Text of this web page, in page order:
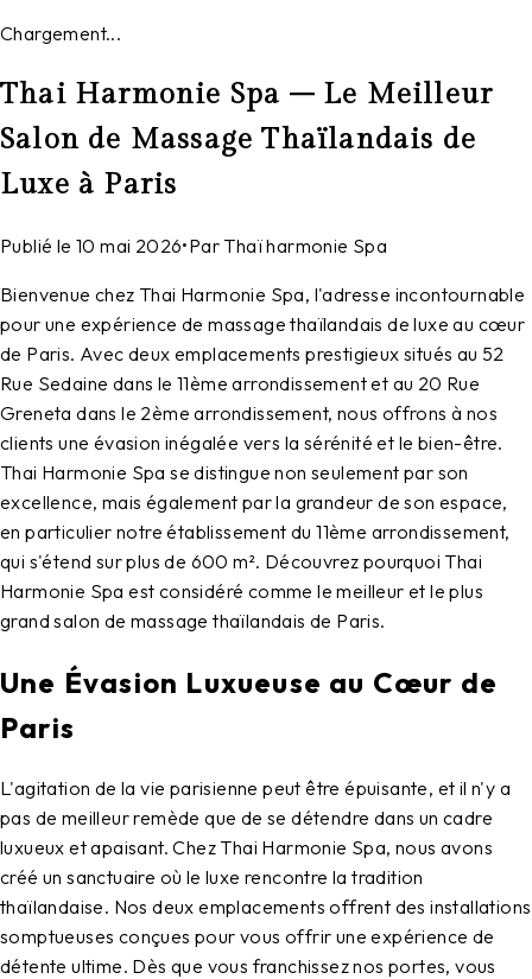
Chargement...
Thai Harmonie Spa – Le Meilleur
Salon de Massage Thaïlandais de
Luxe à Paris
Publié le 10 mai 2026•Par Thaï harmonie Spa
Bienvenue chez Thai Harmonie Spa, l'adresse incontournable
pour une expérience de massage thaïlandais de luxe au cœur
de Paris. Avec deux emplacements prestigieux situés au 52
Rue Sedaine dans le 11ème arrondissement et au 20 Rue
Greneta dans le 2ème arrondissement, nous offrons à nos
clients une évasion inégalée vers la sérénité et le bien-être.
Thai Harmonie Spa se distingue non seulement par son
excellence, mais également par la grandeur de son espace,
en particulier notre établissement du 11ème arrondissement,
qui s'étend sur plus de 600 m². Découvrez pourquoi Thai
Harmonie Spa est considéré comme le meilleur et le plus
grand salon de massage thaïlandais de Paris.
Une Évasion Luxueuse au Cœur de
Paris
L'agitation de la vie parisienne peut être épuisante, et il n'y a
pas de meilleur remède que de se détendre dans un cadre
luxueux et apaisant. Chez Thai Harmonie Spa, nous avons
créé un sanctuaire où le luxe rencontre la tradition
thaïlandaise. Nos deux emplacements offrent des installations
somptueuses conçues pour vous offrir une expérience de
détente ultime. Dès que vous franchissez nos portes, vous